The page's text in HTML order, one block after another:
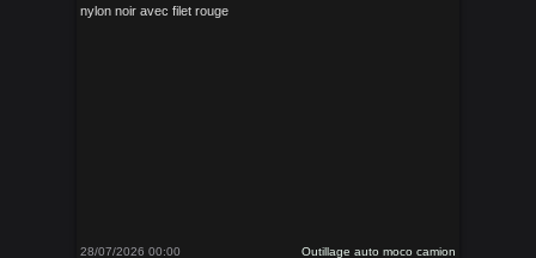
nylon noir avec filet rouge
28/07/2026 00:00 Outillage auto moco camion